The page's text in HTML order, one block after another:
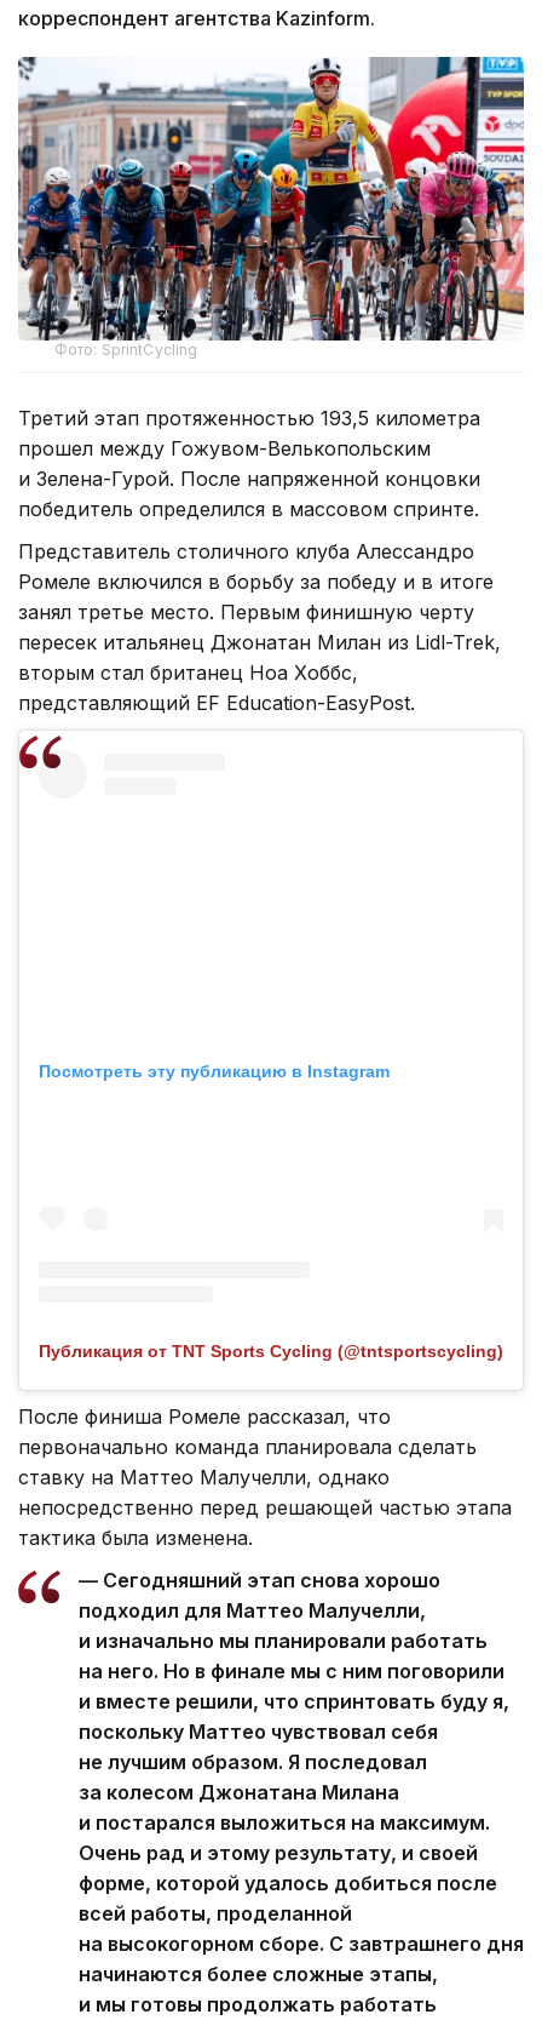
корреспондент агентства Kazinform.
Фото: SprintCycling
Третий этап протяженностью 193,5 километра
прошел между Гожувом-Велькопольским
и Зелена-Гурой. После напряженной концовки
победитель определился в массовом спринте.
Представитель столичного клуба Алессандро
Ромеле включился в борьбу за победу и в итоге
занял третье место. Первым финишную черту
пересек итальянец Джонатан Милан из Lidl-Trek,
вторым стал британец Ноа Хоббс,
представляющий EF Education-EasyPost.
Посмотреть эту публикацию в Instagram
Публикация от TNT Sports Cycling (@tntsportscycling)
После финиша Ромеле рассказал, что
первоначально команда планировала сделать
ставку на Маттео Малучелли, однако
непосредственно перед решающей частью этапа
тактика была изменена.
— Сегодняшний этап снова хорошо
подходил для Маттео Малучелли,
и изначально мы планировали работать
на него. Но в финале мы с ним поговорили
и вместе решили, что спринтовать буду я,
поскольку Маттео чувствовал себя
не лучшим образом. Я последовал
за колесом Джонатана Милана
и постарался выложиться на максимум.
Очень рад и этому результату, и своей
форме, которой удалось добиться после
всей работы, проделанной
на высокогорном сборе. С завтрашнего дня
начинаются более сложные этапы,
и мы готовы продолжать работать